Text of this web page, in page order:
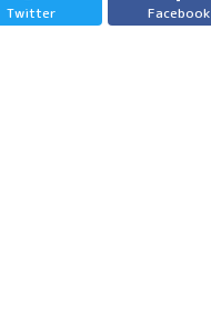
Twitter Facebook